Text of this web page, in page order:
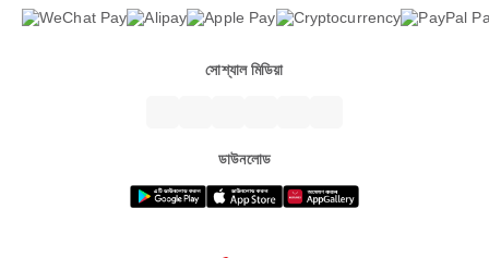
সোশ্যাল মিডিয়া
ডাউনলোড